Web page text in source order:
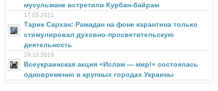
мусульмане встретили Курбан-байрам
17.05.2021
Тарик Сархан: Рамадан на фоне карантина только
стимулировал духовно-просветительскую
деятельность
29.10.2019
Всеукраинская акция «Ислам — мир!» состоялась
одновременно в крупных городах Украины